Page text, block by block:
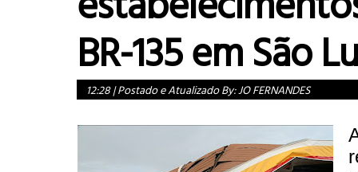
BR-135 em São
12:28|Postado e Atualizado By:JO FERNANDES